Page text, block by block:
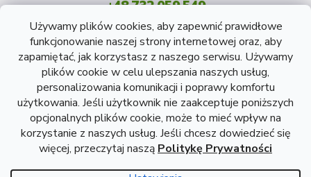
Używamy plików cookies, aby zapewnić prawidłowe
funkcjonowanie naszej strony internetowej oraz, aby
zapamiętać, jak korzystasz z naszego serwisu. Używamy
plików cookie w celu ulepszania naszych usług,
personalizowania komunikacji i poprawy komfortu
użytkowania. Jeśli użytkownik nie zaakceptuje poniższych
opcjonalnych plików cookie, może to mieć wpływ na
korzystanie z naszych usług. Jeśli chcesz dowiedzieć się
więcej, przeczytaj naszą Politykę Prywatności
+48 732 059 549
Pon - Pt: 8 - 15 godź.
info@atreon.pl
Opracował Shoptet